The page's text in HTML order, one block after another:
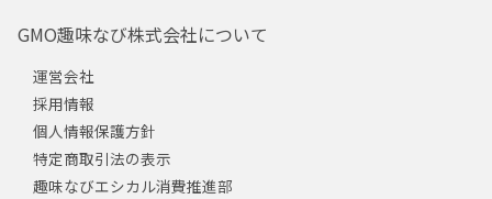
GMO趣味なび株式会社について
運営会社
採用情報
個人情報保護方針
特定商取引法の表示
趣味なびエシカル消費推進部